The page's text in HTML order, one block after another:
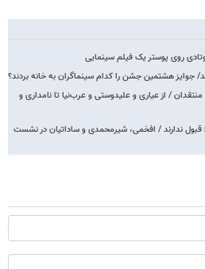
روی پوستر یک فیلم سینمایی
جوایز هشتمین جشن را کدام سینماگران به خانه بردند؟
/ از عیاری و علیدوستی و عرب‌نیا تا نامداری و
ندارند / افخمی، شیرمحمدی و ساداتیان در نشست